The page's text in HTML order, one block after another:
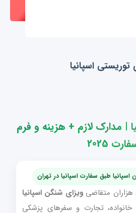
توریستی اسپانیا
| مدارک لازم + هزینه و فرم
2025
طبق سفارت اسپانیا در تهران
هزاران متقاضیویزای شنگن اسپانیا
خانواده، تجارت و سفرهای پزشکی